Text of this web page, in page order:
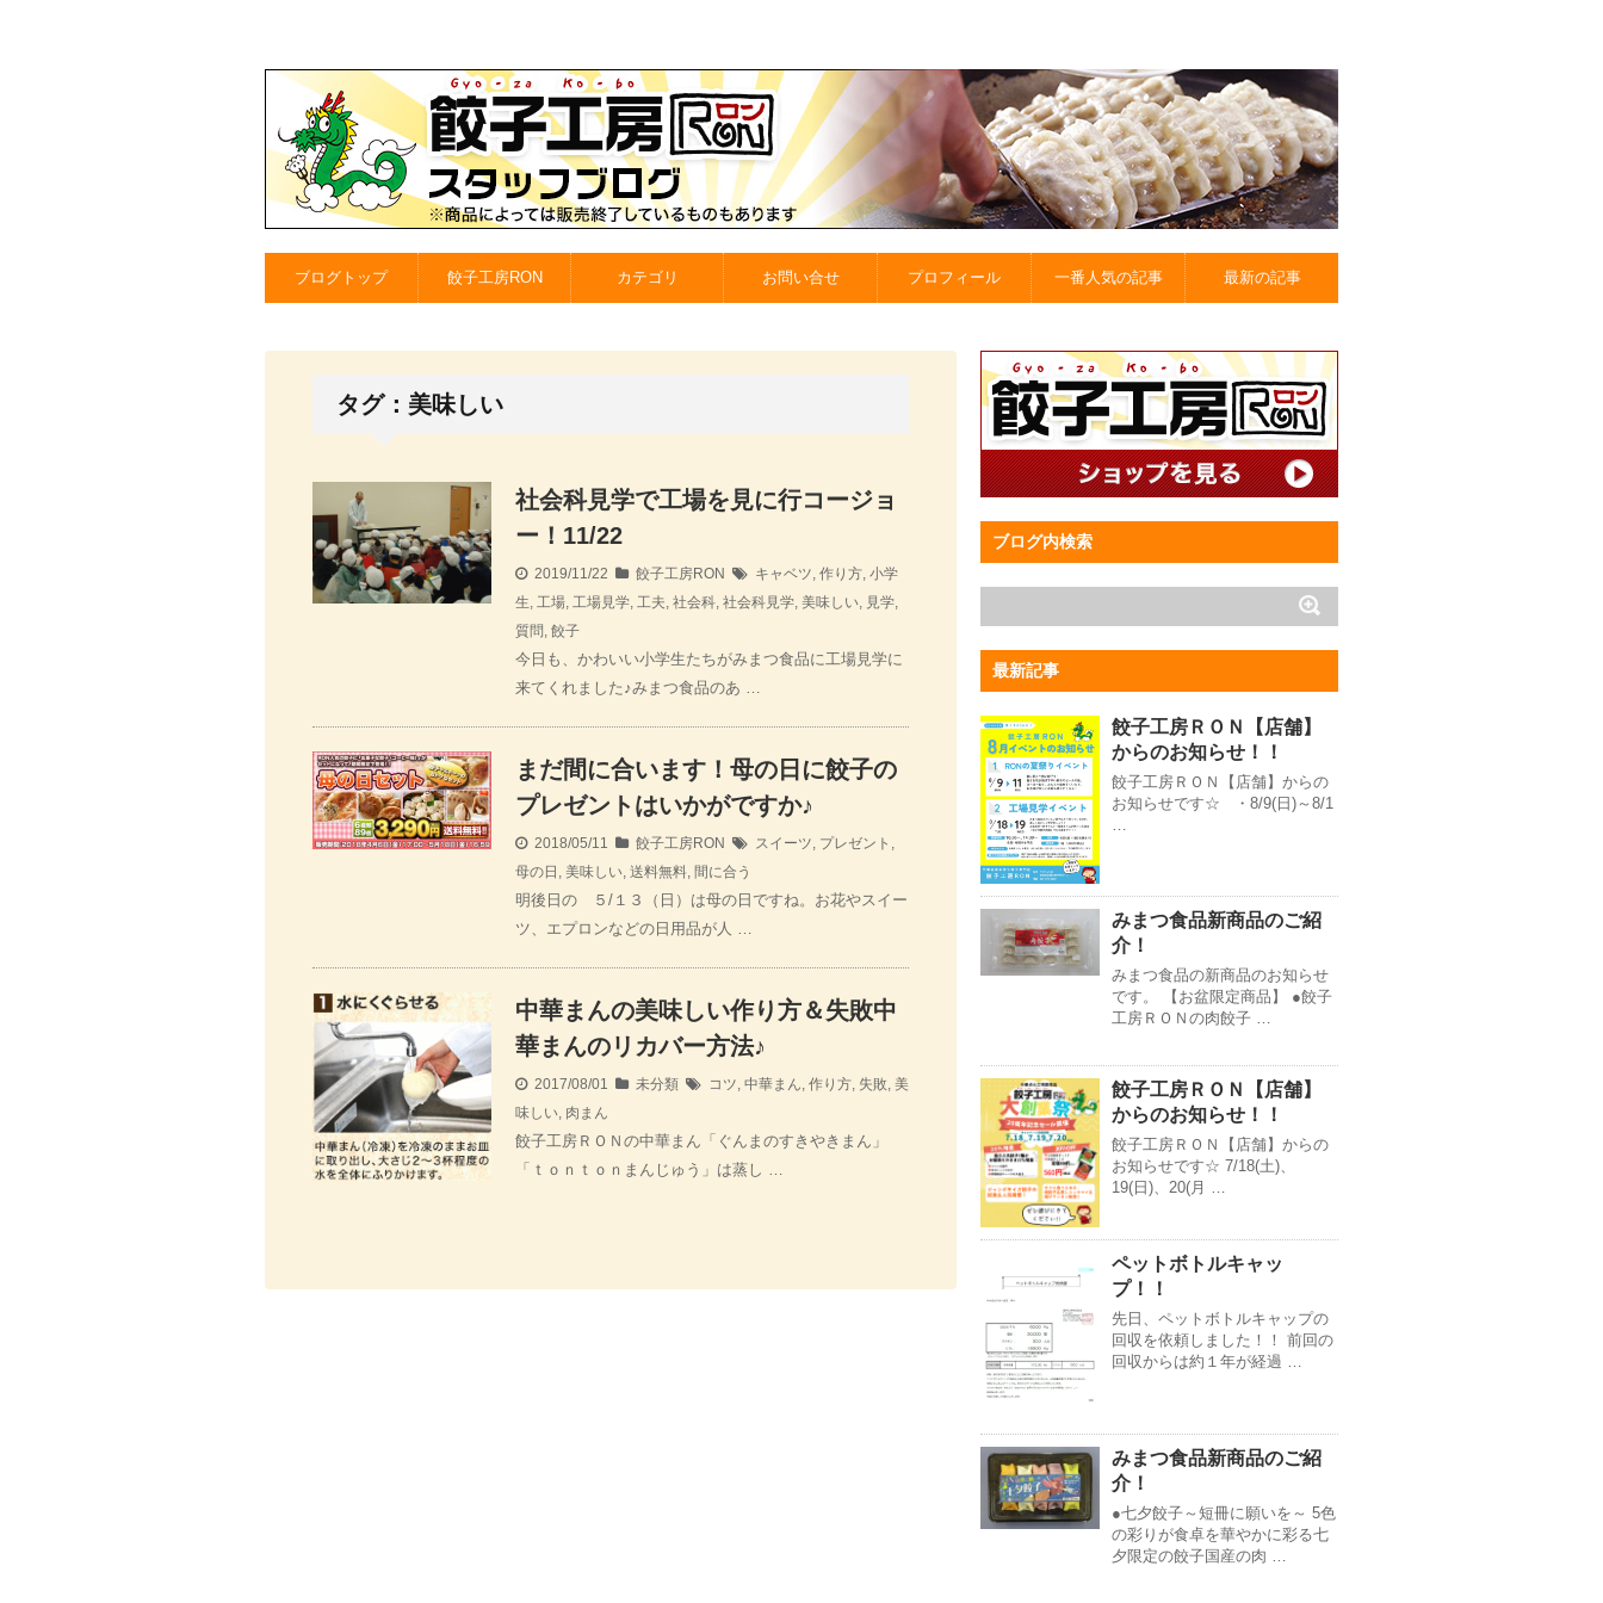
ブログトップ 餃子工房RON カテゴリ お問い合せ プロフィール 一番人気の記事 最新の記事
タグ：美味しい
社会科見学で工場を見に行コージョ
ー！11/22
2019/11/22 餃子工房RON キャベツ, 作り方, 小学
生, 工場, 工場見学, 工夫, 社会科, 社会科見学, 美味しい, 見学,
質問, 餃子
今日も、かわいい小学生たちがみまつ食品に工場見学に
来てくれました♪みまつ食品のあ …
まだ間に合います！母の日に餃子の
プレゼントはいかがですか♪
2018/05/11 餃子工房RON スイーツ, プレゼント ,
母の日 , 美味しい, 送料無料, 間に合う
明後日の ５/１３（日）は母の日ですね。お花やスイー
ツ、エプロンなどの日用品が人 …
中華まんの美味しい作り方＆失敗中
華まんのリカバー方法♪
2017/08/01 未分類 コツ, 中華まん, 作り方, 失敗, 美
味しい, 肉まん
餃子工房ＲＯＮの中華まん「ぐんまのすきやきまん」
「ｔｏｎｔｏｎまんじゅう」は蒸し …
ブログ内検索
最新記事
餃子工房ＲＯＮ【店舗】
からのお知らせ！！
餃子工房ＲＯＮ【店舗】からの
お知らせです☆ ・8/9(日)～8/1
…
みまつ食品新商品のご紹
介！
みまつ食品の新商品のお知らせ
です。 【お盆限定商品】 ●餃子
工房ＲＯＮの肉餃子 …
餃子工房ＲＯＮ【店舗】
からのお知らせ！！
餃子工房ＲＯＮ【店舗】からの
お知らせです☆ 7/18(土)、
19(日)、20(月 …
ペットボトルキャッ
プ！！
先日、ペットボトルキャップの
回収を依頼しました！！ 前回の
回収からは約１年が経過 …
みまつ食品新商品のご紹
介！
●七夕餃子～短冊に願いを～ 5色
の彩りが食卓を華やかに彩る七
夕限定の餃子国産の肉 …